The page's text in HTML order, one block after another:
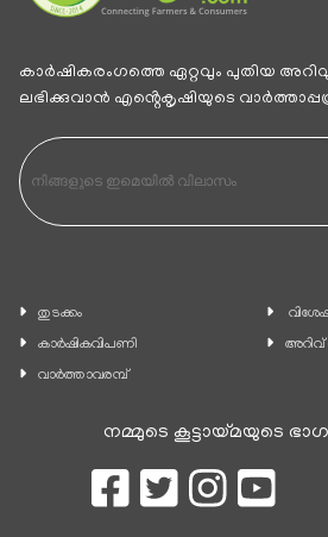
കാര്‍ഷികരംഗത്തെ ഏറ്റവും പുതിയ
ലഭിക്കുവാന്‍ എൻ്റെകൃഷിയുടെ
തുടക്കം
കാ‍ർഷികവിപണി
വാര്‍ത്താവരമ്പ്
അറിവ്
നമ്മുടെ കൂട്ടായ്മയുടെ